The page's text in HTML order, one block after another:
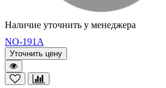
Наличие уточнить у менеджера
NO-191A
Уточнить цену